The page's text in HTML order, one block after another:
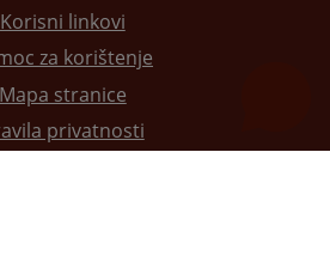
Korisni linkovi
za korištenje
Mapa stranice
privatnosti